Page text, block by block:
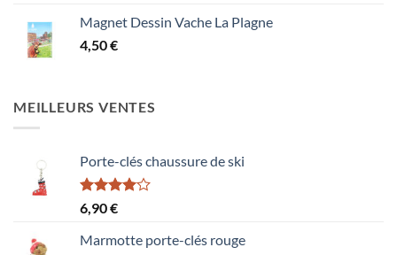
Magnet Dessin Vache La Plagne
4,50€
MEILLEURS VENTES
Porte-clés chaussure de ski
Note
4.00
5
6,90€
Marmotte porte-clés rouge